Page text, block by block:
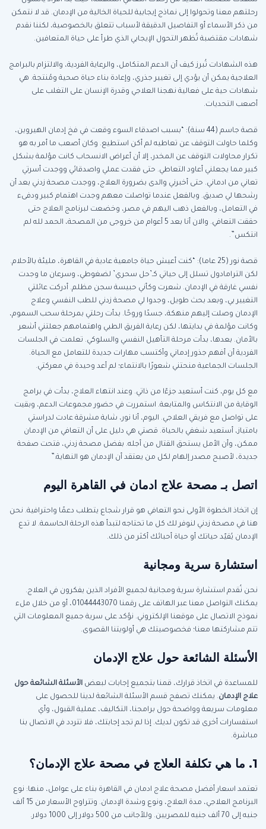
رحلتهم معنا وتحولوا إلى نماذج إيجابية للحياة الخالية من الإدمان. قد لا نتمكن
من ذكر الأسماء أو التفاصيل الدقيقة لأسباب تتعلق بالخصوصية، لكننا نقدم
شهادات مقتضبة تُظهر التحول الإيجابي الذي طرأ على حياة المتعافين.
هذه الشهادات تُبرز كيف أن الدعم المتكامل، والرعاية الفردية، والالتزام بالبرامج
العلاجية يمكن أن يؤدي إلى تغيير جذري، وإعادة بناء حياة صحية ومُنتجة. هي
شهادات حية على فعالية نهجنا العلاجي وقدرة الإنسان على التغلب على
أصعب التحديات.
قصة جاسم (44 سنة): “بسبب اصدقاء السوء وقعت في فخ إدمان الهيروين،
وكلما حاولت التوقف عن تعاطيه لم أكن استطيع. وكان أصعب ما أمر به هو
تكرار محاولات التوقف عن المخدر، إلا أن أعراض الانسحاب كانت مؤلمة بشكل
كبير مما يجعلني أعاود التعاطي. حتى فقدت عملي واصدقائي ووجدت أسرتي
تعاني من ادماني. حتى أخبرني والدى بضرورة العلاج، ووجدت مصحة زدني بعد أن
رشحها لي صديق. وبالفعل عندما تواصلت معهم وجدت اهتمام كبير ودفىء
في التعامل، وبالفعل ذهب اليهم في مصر، وخضعت لبرنامج العلاج حتى
حققت التعافي. والان أنا بعد 5 أعوام من خروجى من المصحة، الحمد لله لم
انتكس”.
قصة نور (25 عاما): “كنت أعيش حياة جامعية عادية في القاهرة، مليئة بالأحلام.
لكن الترامادول تسلل إلى حياتي كـ’حل سحري’ لضغوطي، وسرعان ما وجدت
نفسي غارقة في الإدمان. شعرت وكأني حبيسة سجن مظلم. أدركت عائلتي
التغيير بي، وبعد بحث طويل، وجدوا لي مصحة زدني للطب النفسي وعلاج
الإدمان وصلت إليهم منهكة، جسدًا وروحًا. بدأت رحلتي بمرحلة سحب السموم،
وكانت مؤلمة في بدايتها، لكن رعاية الفريق الطبي واهتمامهم جعلتني أشعر
بالأمان. بعدها، بدأت مرحلة التأهيل النفسي والسلوكي. تعلمت في الجلسات
الفردية أن أفهم جذور إدماني وأكتسب مهارات جديدة للتعامل مع الحياة.
الجلسات الجماعية منحتني شعورًا بالانتماء؛ لم أعد وحيدة في معركتي.
مع كل يوم، كنت أستعيد جزءًا من ذاتي. وعند انتهاء العلاج، بدأت في برامج
الوقاية من الانتكاس والمتابعة. استمررت في حضور مجموعات الدعم، وبقيت
على تواصل مع فريقي العلاجي. اليوم، أنا نور، شابة مشرقة عادت لدراستي
بامتياز، أستعيد شغفي بالحياة. قصتي هي دليل على أن التعافي من الإدمان
ممكن، وأن الأمل يستحق القتال من أجله. بفضل مصحة زدني، فتحت صفحة
جديدة، لأصبح مصدر إلهام لكل من يعتقد أن الإدمان هو النهاية.”
اتصل بـ مصحة علاج ادمان في القاهرة اليوم
إن اتخاذ الخطوة الأولى نحو التعافي هو قرار شجاع يتطلب دعمًا واحترافية. نحن
هنا في مصحة زدني لنوفر لك كل ما تحتاجه لتبدأ هذه الرحلة الحاسمة. لا تدع
الإدمان يُقيّد حياتك أو حياة أحبائك أكثر من ذلك.
استشارة سرية ومجانية
نحن نُقدم استشارة سرية ومجانية لجميع الأفراد الذين يفكرون في العلاج.
يمكنك التواصل معنا عبر الهاتف على رقمنا 01044443070، أو من خلال ملء
نموذج الاتصال على موقعنا الإلكتروني. نؤكد على سرية جميع المعلومات التي
تتم مشاركتها معنا؛ فخصوصيتك هي أولويتنا القصوى.
الأسئلة الشائعة حول علاج الإدمان
للمساعدة في اتخاذ قرارك، قمنا بتجميع إجابات لبعض الأسئلة الشائعة حول
علاج الإدمان. يمكنك تصفح قسم الأسئلة الشائعة لدينا للحصول على
معلومات سريعة وواضحة حول برامجنا، التكاليف، عملية القبول، وأي
استفسارات أخرى قد تكون لديك. إذا لم تجد إجابتك، فلا تتردد في الاتصال بنا
مباشرة.
1. ما هي تكلفة العلاج في مصحة علاج الإدمان؟
تعتمد اسعار أفضل مصحة علاج ادمان في القاهرة بناء على عوامل، منها: نوع
البرنامج العلاجي، مدة العلاج، ونوع وشدة الإدمان. وتتراوح الأسعار من 15 ألف
جنيه إلى 70 ألف جنيه للمصريين. وللأجانب من 500 دولار إلى 1000 دولار.